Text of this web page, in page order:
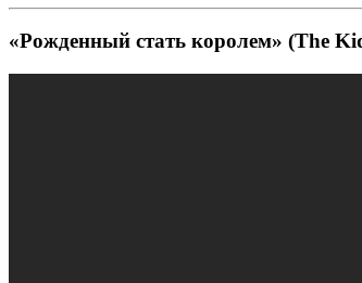
«Рожденный стать королем» (The